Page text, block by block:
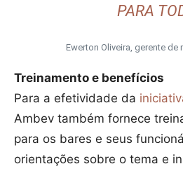
PARA
Ewerton Oliveira, gerente de
Treinamento e benefícios
Para a efetividade da
Ambev também fornece
para os bares e seus
orientações sobre o tema e